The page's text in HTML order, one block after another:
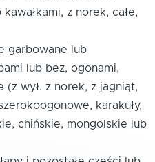
z norek, całe,
garbowane lub
lub bez, ogonami,
(z wył. z norek, z jagniąt,
karakuły,
chińskie, mongolskie lub